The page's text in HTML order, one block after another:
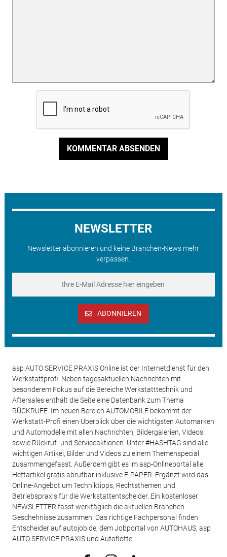
KOMMENTAR ABSENDEN
NEWSLETTER
Newsletter abonnieren und keine Branchen-News mehr
verpassen.
ABONNIEREN
asp AUTO SERVICE PRAXIS Online ist der Internetdienst für den
Werkstattprofi. Neben tagesaktuellen Nachrichten mit
besonderem Fokus auf die Bereiche Werkstatttechnik und
Aftersales enthält die Seite eine Datenbank zum Thema
RÜCKRUFE. Im neuen Bereich AUTOMOBILE bekommt der
Werkstatt-Profi einen Überblick über die wichtigsten Automarken
und Automodelle mit allen Nachrichten, Bildergalerien, Videos
sowie Rückruf- und Serviceaktionen. Unter #HASHTAG sind alle
wichtigen Artikel, Bilder und Videos zu einem Themenspecial
zusammengefasst. Außerdem gibt es im asp-Onlineportal alle
Heftartikel gratis abrufbar inklusive E-PAPER. Ergänzt wird das
Online-Angebot um Techniktipps, Rechtsthemen und
Betriebspraxis für die Werkstattentscheider. Ein kostenloser
NEWSLETTER fasst werktäglich die aktuellen Branchen-
Geschehnisse zusammen. Das richtige Fachpersonal finden
Entscheider auf autojob.de, dem Jobportal von AUTOHAUS, asp
AUTO SERVICE PRAXIS und Autoflotte.